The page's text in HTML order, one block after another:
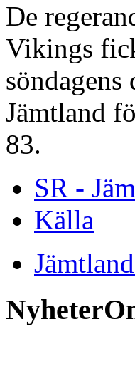
De
Vikings
söndagens
Jämtland
83.
SR -
Källa